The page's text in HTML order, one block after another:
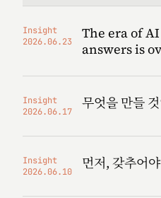
Insight
2026.06.23
The era of
answers is
Insight
2026.06.17
무엇을 만들
Insight
2026.06.10
먼저, 갖추어